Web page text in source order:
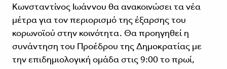
Κωνσταντίνος Ιωάννου θα ανακοινώσει τα νέα
μέτρα για τον περιορισμό της έξαρσης του
κορωνοϊού στην κοινότητα. Θα προηγηθεί η
συνάντηση του Προέδρου της Δημοκρατίας με
την επιδημιολογική ομάδα στις 9:00 το πρωί,